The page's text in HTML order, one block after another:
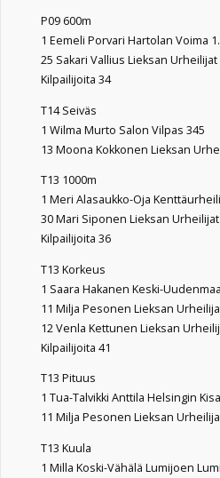
P09 600m
1 Eemeli Porvari Hartolan Voima
25 Sakari Vallius Lieksan Urheilijat
Kilpailijoita 34
T14 Seiväs
1 Wilma Murto Salon Vilpas 345
13 Moona Kokkonen Lieksan
T13 1000m
1 Meri Alasaukko-Oja
30 Mari Siponen Lieksan Urheilijat
Kilpailijoita 36
T13 Korkeus
1 Saara Hakanen Keski-
11 Milja Pesonen Lieksan
12 Venla Kettunen Lieksan
Kilpailijoita 41
T13 Pituus
1 Tua-Talvikki Anttila Helsingin
11 Milja Pesonen Lieksan
T13 Kuula
1 Milla Koski-Vähälä Lumijoen